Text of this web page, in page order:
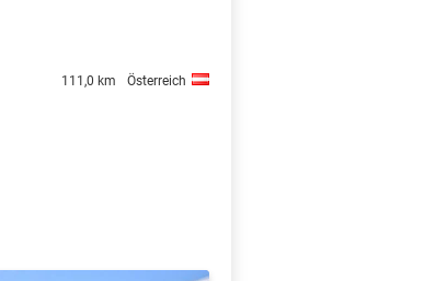
111,0 km Österreich